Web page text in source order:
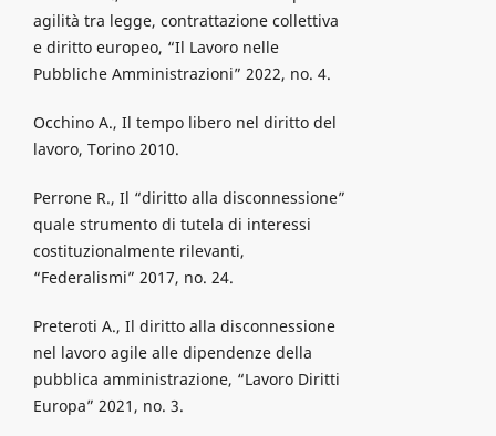
agilità tra legge, contrattazione collettiva
e diritto europeo, “Il Lavoro nelle
Pubbliche Amministrazioni” 2022, no. 4.
Occhino A., Il tempo libero nel diritto del
lavoro, Torino 2010.
Perrone R., Il “diritto alla disconnessione”
quale strumento di tutela di interessi
costituzionalmente rilevanti,
“Federalismi” 2017, no. 24.
Preteroti A., Il diritto alla disconnessione
nel lavoro agile alle dipendenze della
pubblica amministrazione, “Lavoro Diritti
Europa” 2021, no. 3.